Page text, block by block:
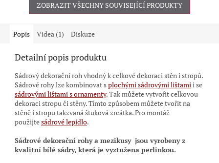
ZOBRAZIT VŠECHNY SOUVISEJÍCÍ PRODUKTY
Popis Videa (1) Diskuze
Detailní popis produktu
Sádrový dekorační roh vhodný k celkové dekoraci stěn i stropů.
Sádrové rohy lze kombinovat splochými sádrovými lištamii se
sádrovými lištami s ornamenty.Tak můžete vytvořit celkovou
dekoraci stropu či stěny. Tímto způsobem můžete tvořit na
stěně i stropu takzvaná štuková zrcátka. Pro montáž
použijtesádrové lepidlo.
Sádrové dekorační rohy a mezikusy jsou vyrobeny z
kvalitní bílé sádry, která je vyztužena perlinkou.